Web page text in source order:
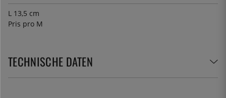
L 13,5 cm
Pris pro M
TECHNISCHE DATEN